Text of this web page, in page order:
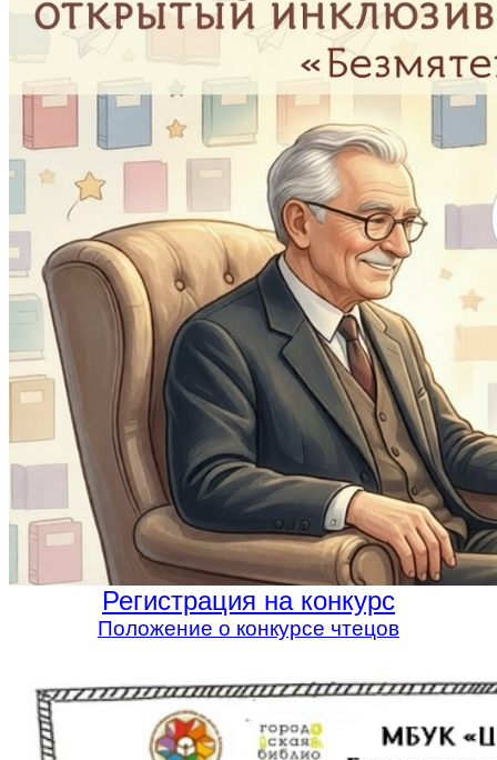
Регистрация на конкурс
Положение о конкурсе чтецов